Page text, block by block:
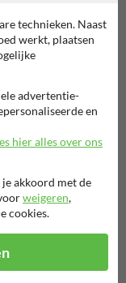
technieken. Naast
werkt, plaatsen
advertentie-
en
hier alles over ons
akkoord met de
weigeren,
cookies.